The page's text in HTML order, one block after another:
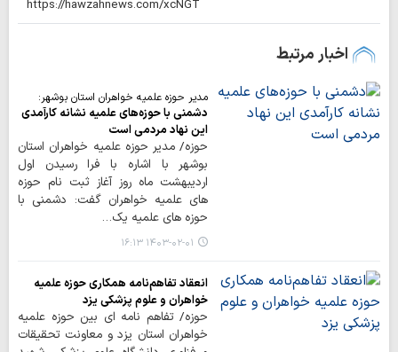
اخبار مرتبط
مدیر حوزه علمیه خواهران استان بوشهر:
دشمنی با حوزه‌های علمیه نشانه کارآمدی
این نهاد مردمی است
حوزه/ مدیر حوزه علمیه خواهران استان
بوشهر با اشاره با فرا رسیدن اول
اردیبهشت ماه روز آغاز ثبت نام حوزه
های علمیه خواهران گفت: دشمنی با
حوزه های علمیه یک…
۱۴۰۳-۰۲-۰۱ ۱۶:۱۳
انعقاد تفاهم‌نامه همکاری حوزه علمیه
خواهران و علوم پزشکی یزد
حوزه/ تفاهم نامه ای بین حوزه علمیه
خواهران استان یزد و معاونت تحقیقات